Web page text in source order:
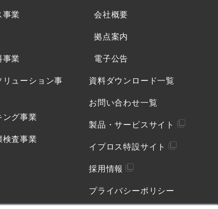
業
業
ューション事
グ事業
検査事業
会社概要
拠点案内
電子公告
資料ダウンロード一覧
お問い合わせ一覧
製品・サービスサイト
イプロス特設サイト
採用情報
プライバシーポリシー